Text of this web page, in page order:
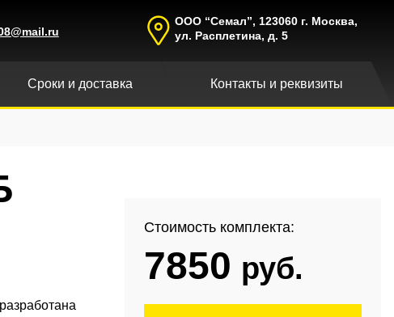
ООО “Семал”, 123060 г. Москва,
ул. Расплетина, д. 5
Сроки и доставка Контакты и реквизиты
Стоимость комплекта:
7850 руб.